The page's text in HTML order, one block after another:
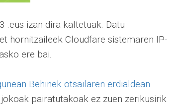
.eus izan dira kaltetuak. Datu
hornitzaileek Cloudfare sistemaren IP-
ere bai.
Behinek otsailaren erdialdean
pairatutakoak ez zuen zerikusirik